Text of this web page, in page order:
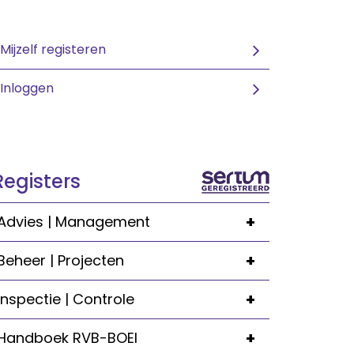
Mijzelf registeren
Inloggen
+
| Management
+
| Projecten
+
| Controle
+
RVB-BOEI